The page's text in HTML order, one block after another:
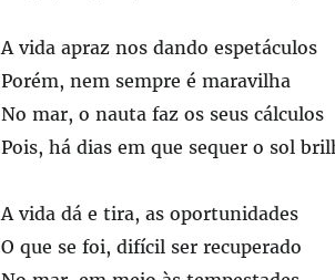
A vida apraz nos dando espetáculos
Porém, nem sempre é maravilha
No mar, o nauta faz os seus cálculos
Pois, há dias em que sequer o sol
A vida dá e tira, as oportunidades
O que se foi, difícil ser recuperado